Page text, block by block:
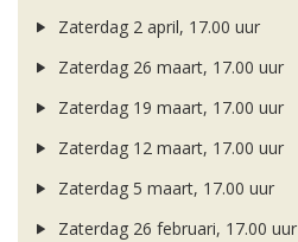
Zaterdag 2 april, 17.00 uur
Zaterdag 26 maart, 17.00 uur
Zaterdag 19 maart, 17.00 uur
Zaterdag 12 maart, 17.00 uur
Zaterdag 5 maart, 17.00 uur
Zaterdag 26 februari, 17.00 uur